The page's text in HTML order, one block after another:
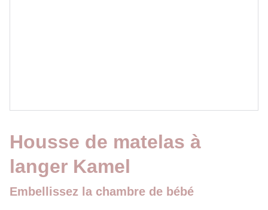
Housse de matelas à
langer Kamel
Embellissez la chambre de bébé